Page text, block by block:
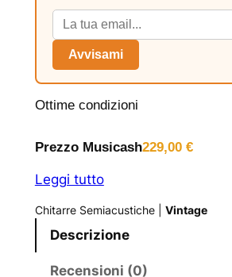
Avvisami
Ottime condizioni
Prezzo Musicash229,00 €
Leggi tutto
Chitarre Semiacustiche| Vintage
Descrizione
Recensioni (0)